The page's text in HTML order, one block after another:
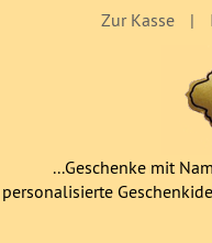
Zur Kasse
...Geschenke mit
personalisierte